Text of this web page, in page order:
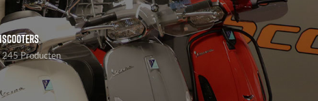
SCOOTERS
245 Producten
36